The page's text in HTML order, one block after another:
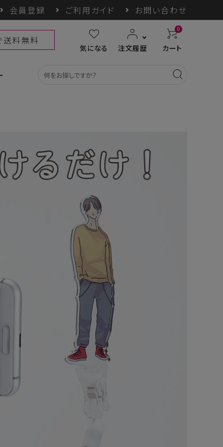
会員登録 ご利用ガイド お問い合わせ
送料無料
気になる 注文履歴
0
カート
カテゴリ一覧
収納グッズCOGIT防災 THE TOOL LAB